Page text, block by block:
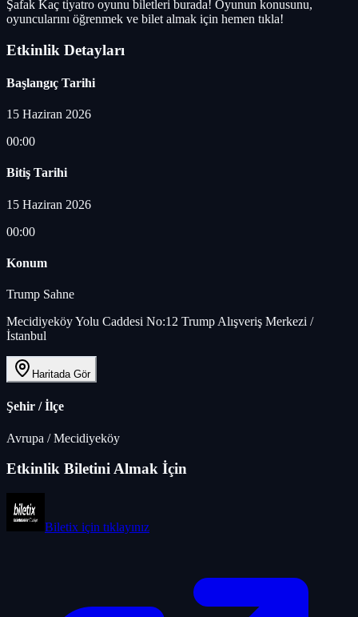
Şafak Kaç tiyatro oyunu biletleri burada! Oyunun konusunu,
oyuncularını öğrenmek ve bilet almak için hemen tıkla!
Etkinlik Detayları
Başlangıç Tarihi
15 Haziran 2026
00:00
Bitiş Tarihi
15 Haziran 2026
00:00
Konum
Trump Sahne
Mecidiyeköy Yolu Caddesi No:12 Trump Alışveriş Merkezi /
İstanbul
Haritada Gör
Şehir / İlçe
Avrupa /Mecidiyeköy
Etkinlik Biletini Almak İçin
Biletix için tıklayınız